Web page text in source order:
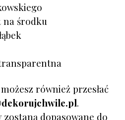
środku
również przesłać
.
dopasowane do